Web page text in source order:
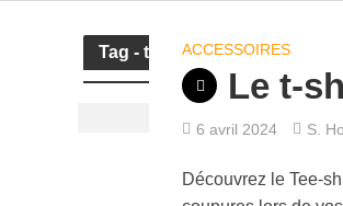
Tag - t-shirtACCESSOIRES
Le t-
6 avril 2024 S.
Découvrez le Tee-